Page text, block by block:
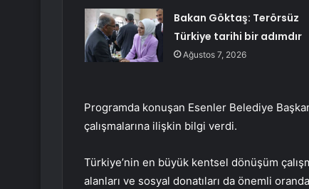
Bakan Göktaş: Terörsüz
Türkiye tarihi bir adımdır
Ağustos 7, 2026
Programda konuşan Esenler Belediye
çalışmalarına ilişkin bilgi verdi.
Türkiye’nin en büyük kentsel dönüşüm
alanları ve sosyal donatıları da önemli